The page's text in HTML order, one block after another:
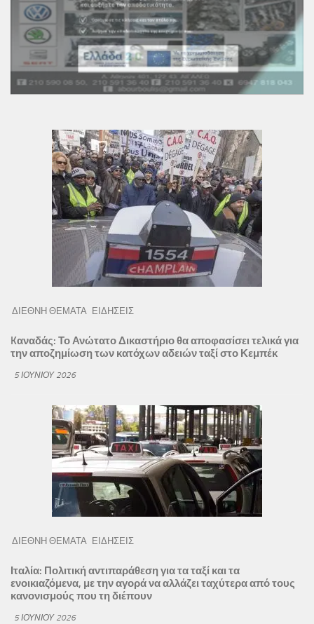
ΔΙΕΘΝΗ ΘΕΜΑΤΑ ΕΙΔΗΣΕΙΣ
Kαναδάς: Το Ανώτατο Δικαστήριο θα αποφασίσει τελικά για
την αποζημίωση των κατόχων αδειών ταξί στο Κεμπέκ
5 ΙΟΥΝΊΟΥ 2026
ΔΙΕΘΝΗ ΘΕΜΑΤΑ ΕΙΔΗΣΕΙΣ
Ιταλία: Πολιτική αντιπαράθεση για τα ταξί και τα
ενοικιαζόμενα, με την αγορά να αλλάζει ταχύτερα από τους
κανονισμούς που τη διέπουν
5 ΙΟΥΝΊΟΥ 2026